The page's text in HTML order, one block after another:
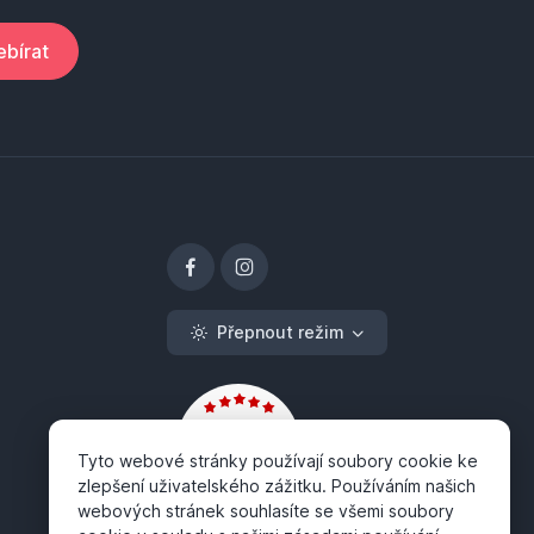
Přepnout režim
Tyto webové stránky používají soubory cookie ke
zlepšení uživatelského zážitku. Používáním našich
webových stránek souhlasíte se všemi soubory